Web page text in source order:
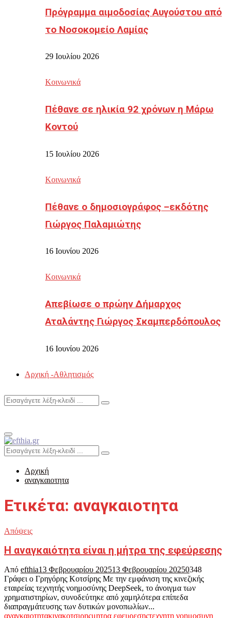
Πρόγραμμα αιμοδοσίας Αυγούστου από
το Νοσοκομείο Λαμίας
29 Ιουλίου 2026
Κοινωνικά
Πέθανε σε ηλικία 92 χρόνων η Μάρω
Κοντού
15 Ιουλίου 2026
Κοινωνικά
Πέθανε ο δημοσιογράφος –εκδότης
Γιώργος Παλαμιώτης
16 Ιουνίου 2026
Κοινωνικά
Απεβίωσε ο πρώην Δήμαρχος
Αταλάντης Γιώργος Σκαμπερδόπουλος
16 Ιουνίου 2026
Αρχική -Αθλητισμός
Search
Search
Primary
Menu
Search
for:
Search
Αρχική
αναγκαιοτητα
Ετικέτα: αναγκαιοτητα
Απόψεις
Η αναγκαιότητα είναι η μήτρα της εφεύρεσης
Από efthia13 Φεβρουαρίου 202513 Φεβρουαρίου 20250348
Γράφει ο Γρηγόρης Κοτσίρης Με την εμφάνιση της κινεζικής
εταιρείας τεχνητής νοημοσύνης DeepSeek, το άνοιγμα των
χρηματιστηρίων, συνοδεύτηκε από χαμηλότερα επίπεδα
διαπραγμάτευσης των δυτικών μονοπωλίων...
αναγκαιοτητακινακοτσιρηςμητρα εφευρεσηςτεχνητη νοημοσυνη